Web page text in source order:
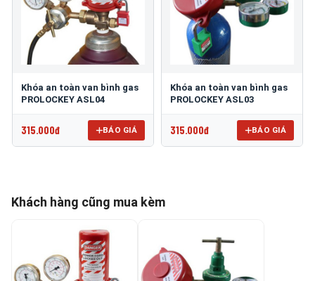
Khóa an toàn van bình gas
PROLOCKEY ASL04
315.000đ BÁO GIÁ
Khóa an toàn van bình gas
PROLOCKEY ASL03
315.000đ BÁO GIÁ
Khách hàng cũng mua kèm